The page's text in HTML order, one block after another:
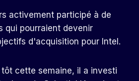
activement participé à de
qui pourraient devenir
d'acquisition pour Intel.
tôt cette semaine, il a investi